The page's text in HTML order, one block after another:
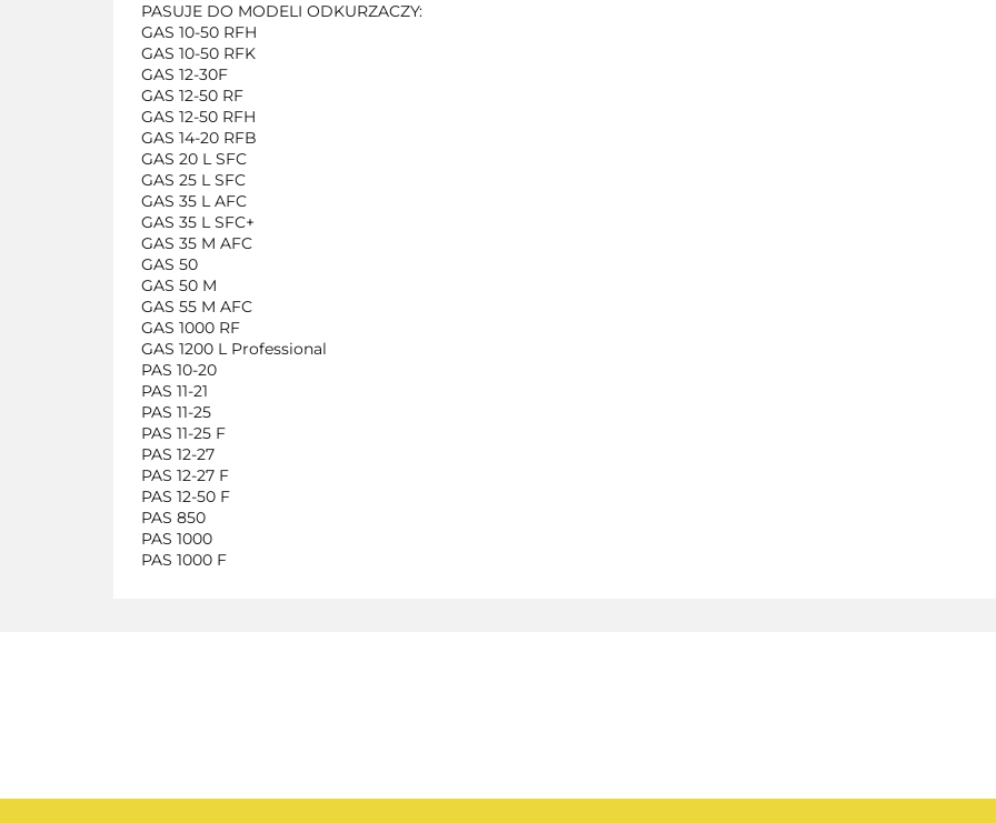
PASUJE DO MODELI ODKURZACZY:
GAS 10-50 RFH
GAS 10-50 RFK
GAS 12-30F
GAS 12-50 RF
GAS 12-50 RFH
GAS 14-20 RFB
GAS 20 L SFC
GAS 25 L SFC
GAS 35 L AFC
GAS 35 L SFC+
GAS 35 M AFC
GAS 50
GAS 50 M
GAS 55 M AFC
GAS 1000 RF
GAS 1200 L Professional
PAS 10-20
PAS 11-21
PAS 11-25
PAS 11-25 F
PAS 12-27
PAS 12-27 F
PAS 12-50 F
PAS 850
PAS 1000
PAS 1000 F